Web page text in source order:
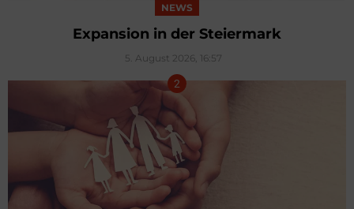
NEWS
Expansion in der Steiermark
5. August 2026, 16:57